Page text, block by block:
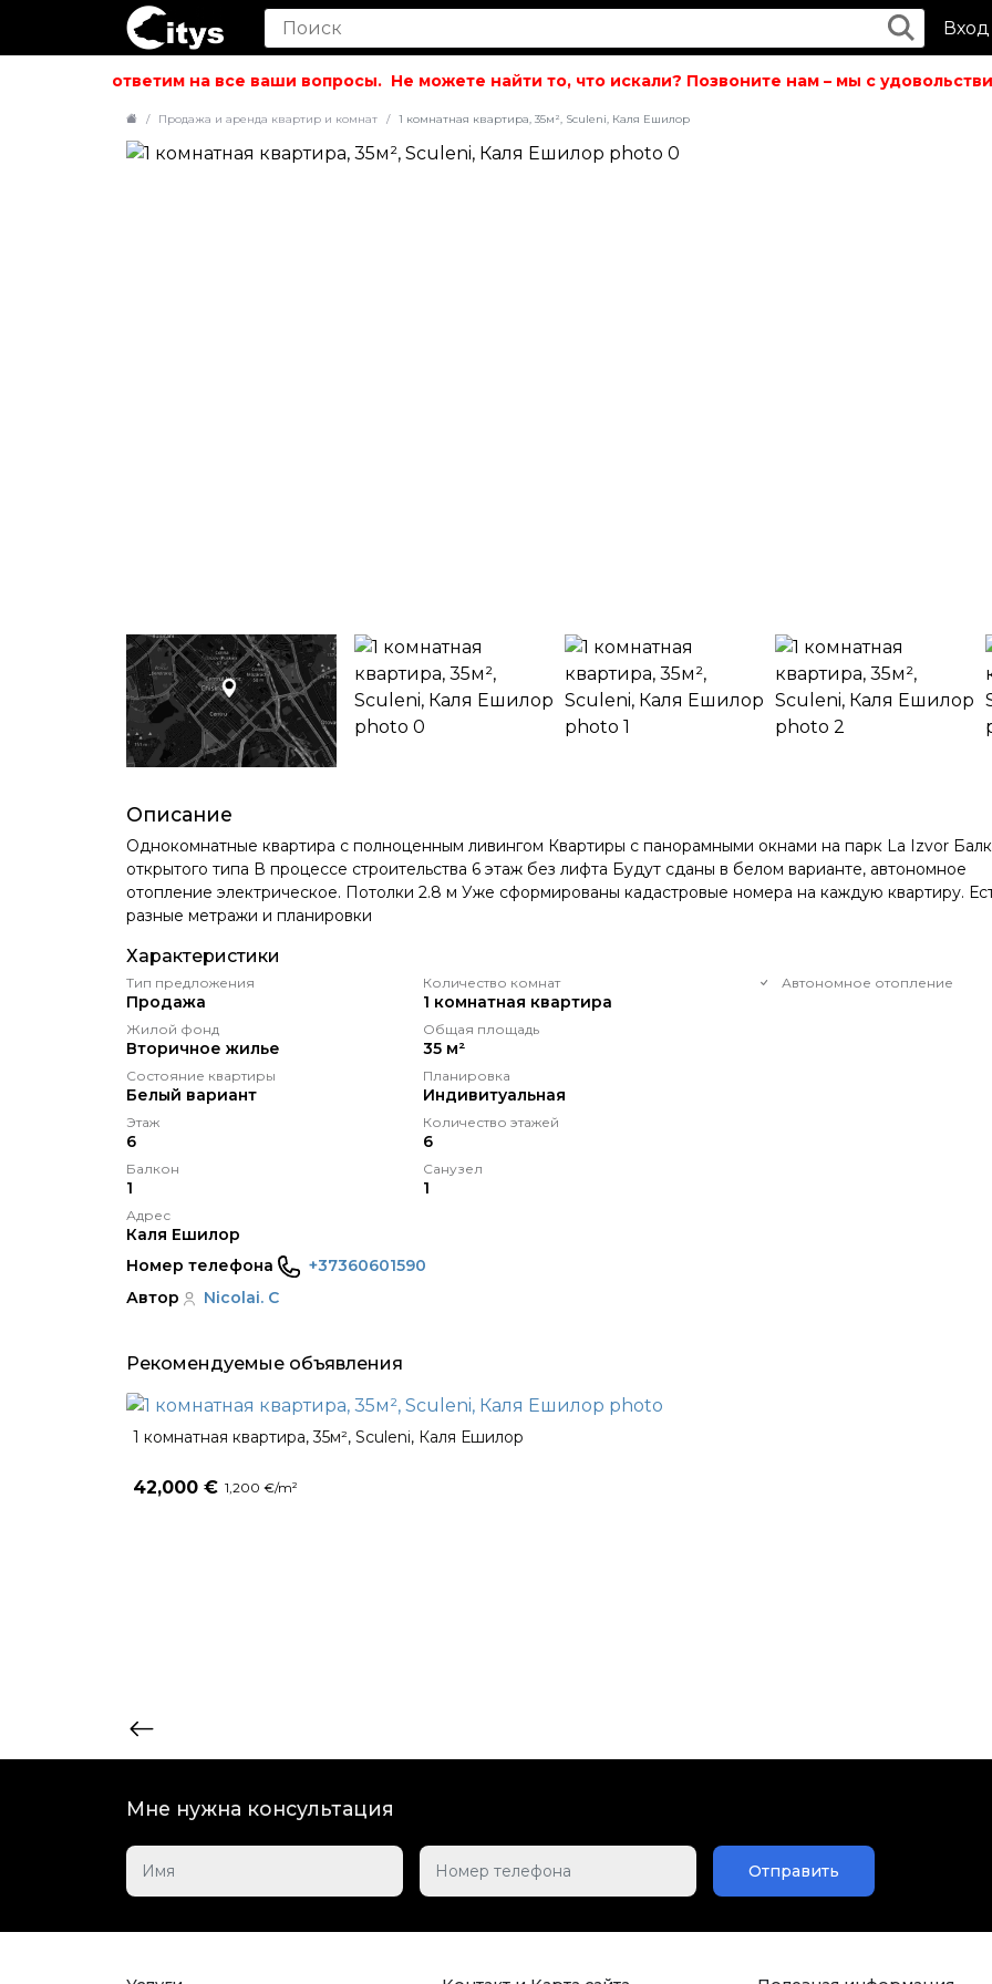
Вход
ответим на все ваши вопросы. Не можете найти то, что искали? Позвоните нам – мы с
Продажа и аренда квартир и комнат 1 комнатная квартира, 35м², Sculeni, Каля Ешилор
Описание
Однокомнатные квартира с полноценным ливингом Квартиры с панорамными окнами на парк La Izvor
открытого типа В процессе строительства 6 этаж без лифта Будут сданы в белом варианте, автономное
отопление электрическое. Потолки 2.8 м Уже сформированы кадастровые номера на каждую квартиру.
разные метражи и планировки
Характеристики
Тип предложения
Продажа
Количество комнат
1 комнатная квартира
Жилой фонд
Вторичное жилье
Общая площадь
35 м²
Состояние квартиры
Белый вариант
Планировка
Индивитуальная
Этаж
6
Количество этажей
6
Балкон
1
Санузел
1
Адрес
Каля Ешилор
Номер телефона
+37360601590
Автор
Nicolai. C
Автономное отопление
Рекомендуемые объявления
1 комнатная квартира, 35м², Sculeni, Каля Ешилор
42,000 € 1,200 €/m²
Мне нужна консультация
Отправить